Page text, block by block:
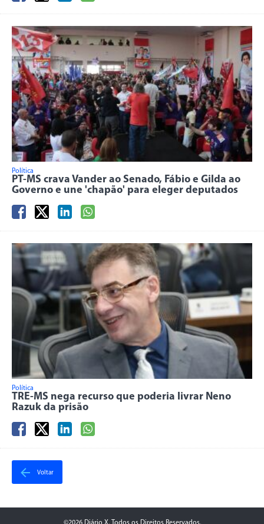
Política
PT-MS crava Vander ao Senado, Fábio e Gilda ao
Governo e une 'chapão' para eleger deputados
Política
TRE-MS nega recurso que poderia livrar Neno
Razuk da prisão
Voltar
©2026 Diário X. Todos os Direitos Reservados.